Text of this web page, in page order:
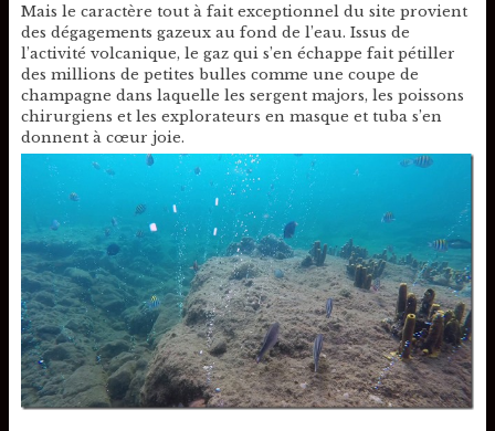
Mais le caractère tout à fait exceptionnel du site provient
des dégagements gazeux au fond de l’eau. Issus de
l’activité volcanique, le gaz qui s’en échappe fait pétiller
des millions de petites bulles comme une coupe de
champagne dans laquelle les sergent majors, les poissons
chirurgiens et les explorateurs en masque et tuba s’en
donnent à cœur joie.